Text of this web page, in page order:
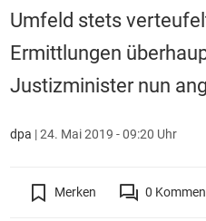
Umfeld stets
Ermittlungen
Justizminister nun
dpa |24. Mai 2019 - 09:20 Uhr
Merken 0